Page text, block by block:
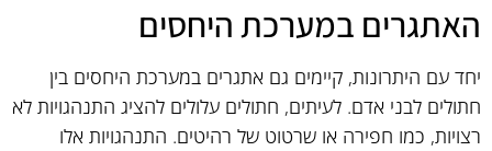
האתגרים במערכת היחסים
יחד עם היתרונות, קיימים גם אתגרים במערכת היחסים בין
חתולים לבני אדם. לעיתים, חתולים עלולים להציג התנהגויות לא
רצויות, כמו חפירה או שרטוט של רהיטים. התנהגויות אלו